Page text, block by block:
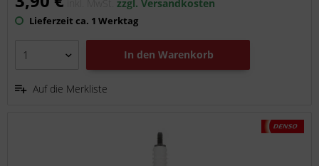
inkl. MwSt.zzgl. Versandkosten
Lieferzeit ca. 1 Werktag
In den Warenkorb
Auf die Merkliste